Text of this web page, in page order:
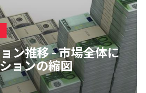
ン推移 - 市場全体に
ョンの縮図